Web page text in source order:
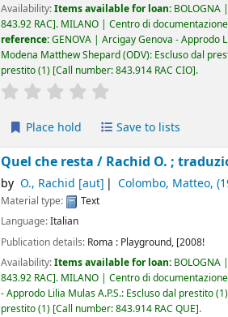
Availability:Items available for loan: BOLOGNA
843.92 RAC . MILANO | Centro di
reference:GENOVA | Arcigay Genova - Approdo
Modena Matthew Shepard (ODV): Escluso dal
prestito(1) Call number:843.914 RAC CIO .
star rating
Place hold Save to lists
Quel che resta / Rachid O. ;
by O., Rachid [aut] Colombo, Matteo,
Material type:
Text
Language:Italian
Publication details: Roma : Playground, [2008!
Availability:Items available for loan: BOLOGNA
843.92 RAC . MILANO | Centro di
- Approdo Lilia Mulas A.P.S.: Escluso dal prestito(1)
prestito(1) Call number:843.914 RAC QUE .